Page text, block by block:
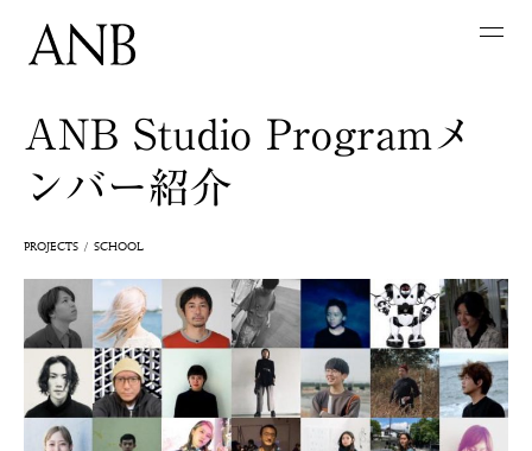
ANB Studio Programメ
ンバー紹介
PROJECTS SCHOOL